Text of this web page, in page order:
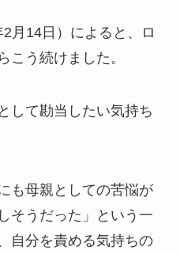
月14日）によると、ロ
こう続けました。
して勘当したい気持ち
も母親としての苦悩が
そうだった」という一
自分を責める気持ちの